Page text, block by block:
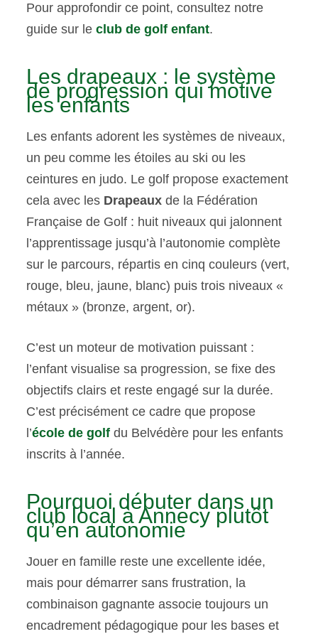
Pour approfondir ce point, consultez notre
guide sur le club de golf enfant.
Les drapeaux : le système
de progression qui motive
les enfants
Les enfants adorent les systèmes de niveaux,
un peu comme les étoiles au ski ou les
ceintures en judo. Le golf propose exactement
cela avec les Drapeauxde la Fédération
Française de Golf : huit niveaux qui jalonnent
l’apprentissage jusqu’à l’autonomie complète
sur le parcours, répartis en cinq couleurs (vert,
rouge, bleu, jaune, blanc) puis trois niveaux «
métaux » (bronze, argent, or).
C’est un moteur de motivation puissant :
l’enfant visualise sa progression, se fixe des
objectifs clairs et reste engagé sur la durée.
C’est précisément ce cadre que propose
l’école de golfdu Belvédère pour les enfants
inscrits à l’année.
Pourquoi débuter dans un
club local à Annecy plutôt
qu’en autonomie
Jouer en famille reste une excellente idée,
mais pour démarrer sans frustration, la
combinaison gagnante associe toujours un
encadrement pédagogique pour les bases et